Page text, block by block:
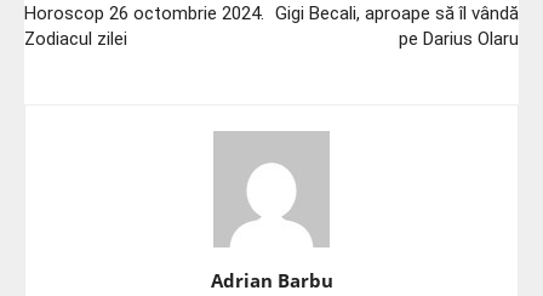
Horoscop 26 octombrie 2024.
Zodiacul zilei
Gigi Becali, aproape să îl vândă
pe Darius Olaru
Adrian Barbu